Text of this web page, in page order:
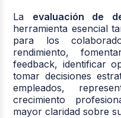
La evaluación de
herramienta esencial
para los
rendimiento,
feedback, identificar
tomar decisiones
empleados,
crecimiento
mayor claridad sobre